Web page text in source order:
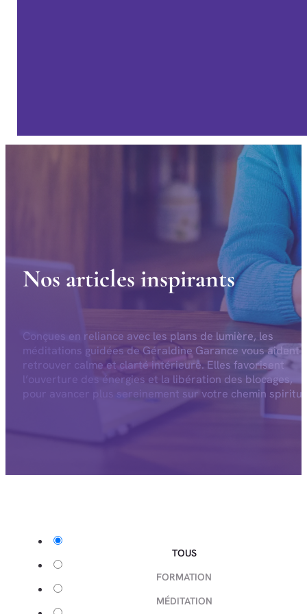
Nos articles inspirants
Conçues en reliance avec les plans de lumière, les
méditations guidées de Géraldine Garance vous aident
retrouver calme et clarté intérieure. Elles favorisent
l’ouverture des énergies et la libération des blocages,
pour avancer plus sereinement sur votre chemin
TOUS
FORMATION
MÉDITATION